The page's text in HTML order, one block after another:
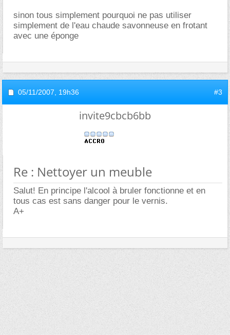
sinon tous simplement pourquoi ne pas utiliser
simplement de l'eau chaude savonneuse en frotant
avec une éponge
05/11/2007, 19h36 #3
invite9cbcb6bb
Re : Nettoyer un meuble
Salut! En principe l'alcool à bruler fonctionne et en
tous cas est sans danger pour le vernis.
A+